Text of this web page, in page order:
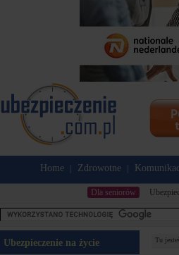
Home Zdrowotne
Dla seniorów
Ubezpieczenie na życie Tu